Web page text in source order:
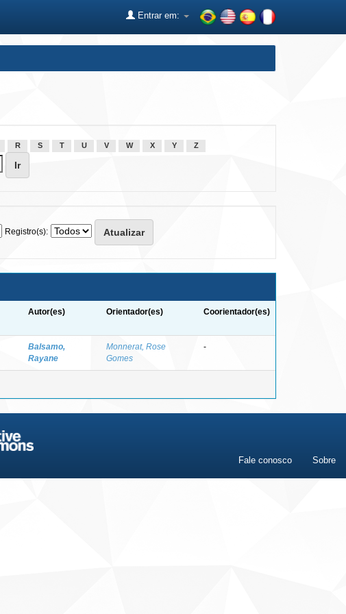
Entrar em:
R S T U V W X Y Z
Registro(s):
Autor(es) Orientador(es) Coorientador(es)
Balsamo,
Rayane
Monnerat, Rose
Gomes
-
Fale conosco Sobre